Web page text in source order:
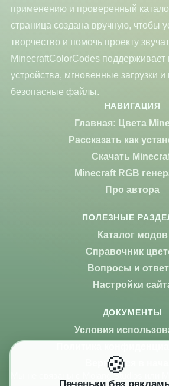
применению и проверенный
страница создана вручную, чтобы
творчество и помочь проекту
MinecraftColorCodes
устройства, мгновенные загрузки и
безопасные файлы.
НАВИГАЦИЯ
Главная: Цвета
Рассказать как
Скачать
Minecraft RGB
Про автора
ПОЛЕЗНЫЕ
Каталог модов
Справочник
Вопросы и
Настройки
ДОКУМЕНТЫ
Условия
Вернуться в
Мы не связаны с Mojang Studios или
🍪